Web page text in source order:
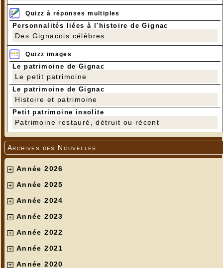
Quizz à réponses multiples
Personnalités liées à l'histoire de Gignac
Des Gignacois célèbres
Quizz images
Le patrimoine de Gignac
Le petit patrimoine
Le patrimoine de Gignac
Histoire et patrimoine
Petit patrimoine insolite
Patrimoine restauré, détruit ou récent
Archives des Nouvelles
Année 2026
Année 2025
Année 2024
Année 2023
Année 2022
Année 2021
Année 2020